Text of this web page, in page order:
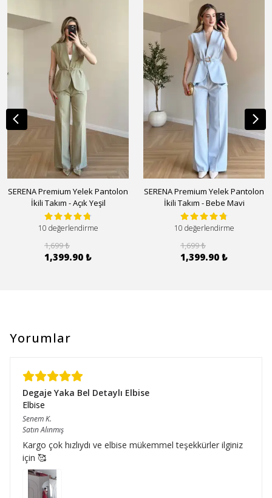
SERENA Premium Yelek Pantolon
İkili Takım - Açık Yeşil
10 değerlendirme
1,699 ₺
1,399.90 ₺
SERENA Premium Yelek Pantolon
İkili Takım - Bebe Mavi
10 değerlendirme
1,699 ₺
1,399.90 ₺
Yorumlar
Degaje Yaka Bel Detaylı Elbise
Elbise
SenemK.
Satın Alınmış
Kargo çok hızlıydı ve elbise mükemmel teşekkürler ilginiz
için 🥰